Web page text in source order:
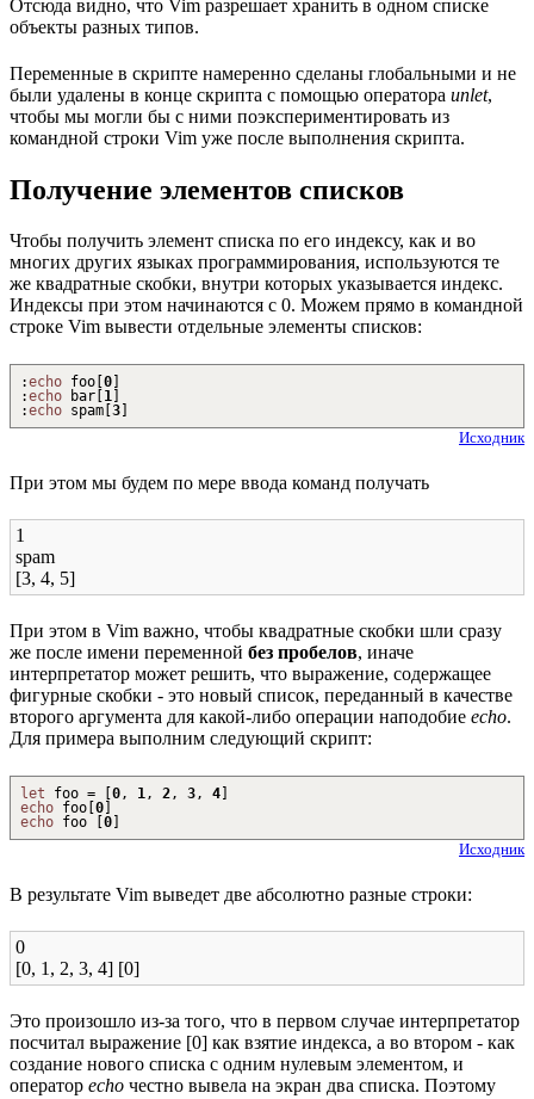
Отсюда видно, что Vim разрешает хранить в одном списке
объекты разных типов.
Переменные в скрипте намеренно сделаны глобальными и не
были удалены в конце скрипта с помощью оператора unlet,
чтобы мы могли бы с ними поэкспериментировать из
командной строки Vim уже после выполнения скрипта.
Получение элементов списков
Чтобы получить элемент списка по его индексу, как и во
многих других языках программирования, используются те
же квадратные скобки, внутри которых указывается индекс.
Индексы при этом начинаются с 0. Можем прямо в командной
строке Vim вывести отдельные элементы списков:
:echo foo [0]
:echo bar [1 ]
:echo spam [3]
Исходник
При этом мы будем по мере ввода команд получать
1
spam
[3, 4, 5]
При этом в Vim важно, чтобы квадратные скобки шли сразу
же после имени переменной без пробелов, иначе
интерпретатор может решить, что выражение, содержащее
фигурные скобки - это новый список, переданный в качестве
второго аргумента для какой-либо операции наподобие echo.
Для примера выполним следующий скрипт:
let foo = [0 , 1 , 2 , 3 , 4]
echo foo [0]
echo foo [0]
Исходник
В результате Vim выведет две абсолютно разные строки:
0
[0, 1, 2, 3, 4] [0]
Это произошло из-за того, что в первом случае интерпретатор
посчитал выражение [0] как взятие индекса, а во втором - как
создание нового списка с одним нулевым элементом, и
оператор echo честно вывела на экран два списка. Поэтому